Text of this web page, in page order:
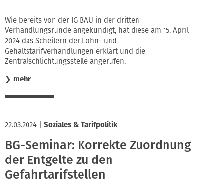
Wie bereits von der IG BAU in der dritten
Verhandlungsrunde angekündigt, hat diese am 15. April
2024 das Scheitern der Lohn- und
Gehaltstarifverhandlungen erklärt und die
Zentralschlichtungsstelle angerufen.
❯ mehr
22.03.2024 Soziales & Tarifpolitik
BG-Seminar: Korrekte Zuordnung
der Entgelte zu den
Gefahrtarifstellen